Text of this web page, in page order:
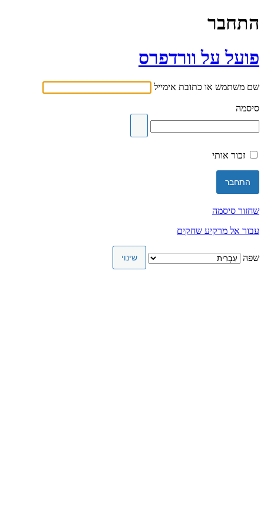
התחבר
פועל על וורדפרס
שם משתמש או כתובת אימייל
סיסמה
זכור אותי
שחזור סיסמה
עבור אל מרקיע שחקים
שפה